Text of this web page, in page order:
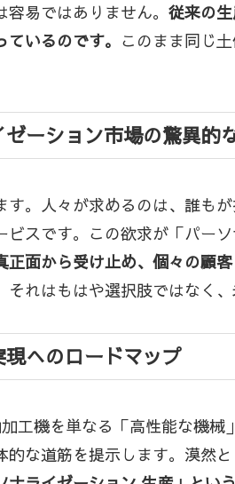
易ではありません。 従来の
いるのです。 このまま同じ
ーション市場の驚異的
。人々が求めるのは、誰も
スです。この欲求が「パー
面から受け止め、個々の顧
それはもはや選択肢ではなく
へのロードマップ
工機を単なる「高性能な機
な道筋を提示します。漠然